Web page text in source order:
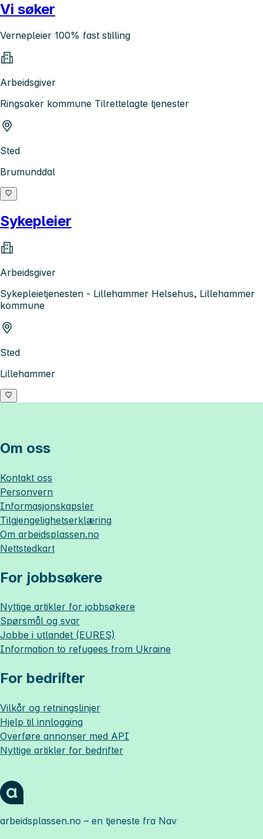
Vi søker
Vernepleier 100% fast stilling
Arbeidsgiver
Ringsaker kommune Tilrettelagte tjenester
Sted
Brumunddal
Sykepleier
Arbeidsgiver
Sykepleietjenesten - Lillehammer Helsehus, Lillehammer
kommune
Sted
Lillehammer
Om oss
Kontakt oss
Personvern
Informasjonskapsler
Tilgjengelighetserklæring
Om arbeidsplassen.no
Nettstedkart
For jobbsøkere
Nyttige artikler for jobbsøkere
Spørsmål og svar
Jobbe i utlandet (EURES)
Information to refugees from Ukraine
For bedrifter
Vilkår og retningslinjer
Hjelp til innlogging
Overføre annonser med API
Nyttige artikler for bedrifter
arbeidsplassen.no – en tjeneste fra Nav